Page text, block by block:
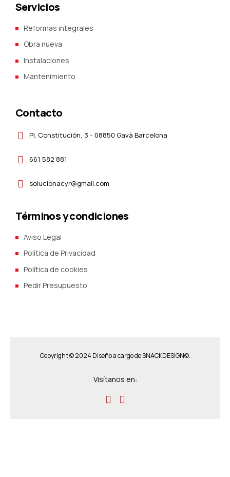
Servicios
Reformas integrales
Obra nueva
Instalaciones
Mantenimiento
Contacto
Pl. Constitución, 3 - 08850 Gavà Barcelona
661 582 881
solucionacyr@gmail.com
Términos y condiciones
Aviso Legal
Política de Privacidad
Política de cookies
Pedir Presupuesto
Copyright © 2024 Diseño a cargo deSNACKDESIGN©.
Visítanos en: